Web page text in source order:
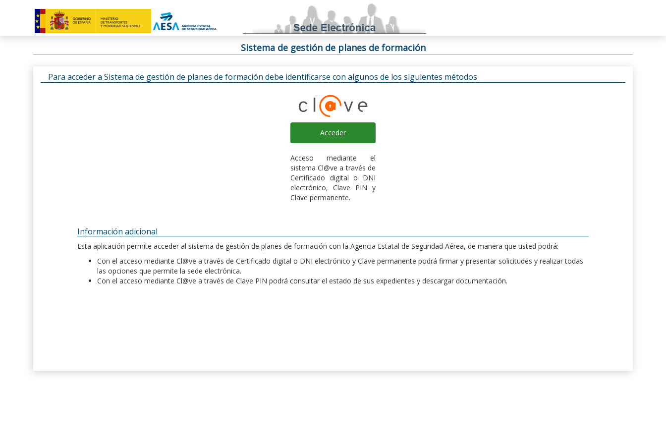
Sistema de gestión de planes de formación
Para acceder a Sistema de gestión de planes de formación debe identificarse con algunos de los siguientes métodos
Acceder
Acceso mediante el
sistema Cl@ve a través de
Certificado digital o DNI
electrónico, Clave PIN y
Clave permanente.
Información adicional
Esta aplicación permite acceder al sistema de gestión de planes de formación con la Agencia Estatal de Seguridad Aérea, de manera que usted podrá:
Con el acceso mediante Cl@ve a través de Certificado digital o DNI electrónico y Clave permanente podrá firmar y presentar solicitudes y realizar todas
las opciones que permite la sede electrónica.
Con el acceso mediante Cl@ve a través de Clave PIN podrá consultar el estado de sus expedientes y descargar documentación.